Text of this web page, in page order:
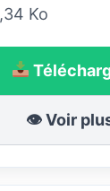
Ko
👁 Voir